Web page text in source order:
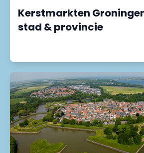
Kerstmarkten
stad & provincie